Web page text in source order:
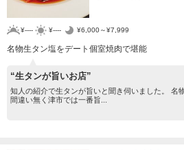
¥---- ¥---- ¥6,000～¥7,999
名物生タン塩をデート個室焼肉で堪能
“生タンが旨いお店”
知人の紹介で生タンが旨いと聞き伺いました。 名
間違い無く津市では一番旨...